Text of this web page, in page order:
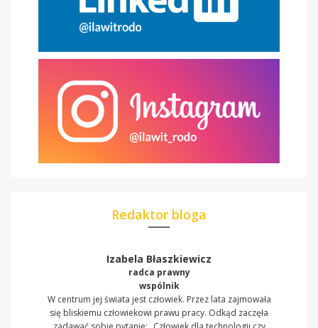
Redaktor bloga
Izabela Błaszkiewicz
radca prawny
wspólnik
W centrum jej świata jest człowiek. Przez lata zajmowała
się bliskiemu człowiekowi prawu pracy. Odkąd zaczęła